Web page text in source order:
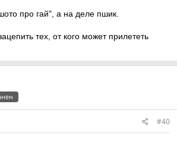
про гай", а на деле пшик.
тех, от кого может прилететь
#40